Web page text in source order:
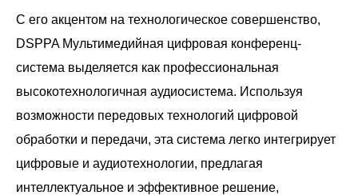
С его акцентом на технологическое совершенство,
DSPPA Мультимедийная цифровая конференц-
система выделяется как профессиональная
высокотехнологичная аудиосистема. Используя
возможности передовых технологий цифровой
обработки и передачи, эта система легко интегрирует
цифровые и аудиотехнологии, предлагая
интеллектуальное и эффективное решение,